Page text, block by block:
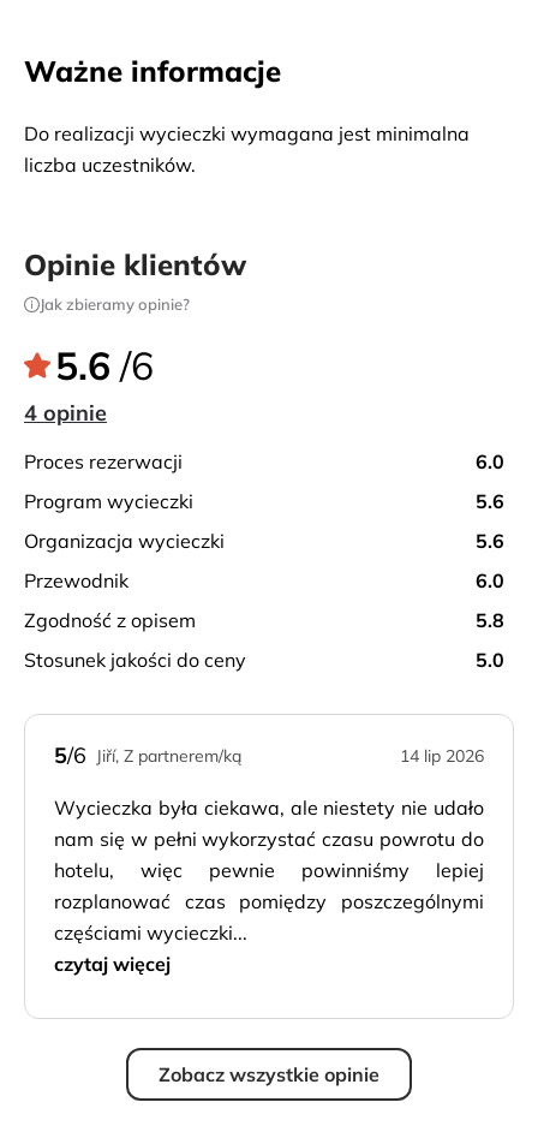
Ważne informacje
Do realizacji wycieczki wymagana jest minimalna
liczba uczestników.
Opinie klientów
Jak zbieramy opinie?
5.6 /6
4 opinie
proces rezerwacji
6.0
program wycieczki
5.6
organizacja wycieczki
5.6
przewodnik
6.0
zgodność z opisem
5.8
stosunek jakości do ceny
5.0
5/6 Jiří, Z partnerem/ką 14 lip 2026
Wycieczka była ciekawa, ale niestety nie udało
nam się w pełni wykorzystać czasu powrotu do
hotelu, więc pewnie powinniśmy lepiej
rozplanować czas pomiędzy poszczególnymi
częściami wycieczki...
czytaj więcej
Zobacz wszystkie opinie